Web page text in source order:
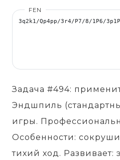
FEN
Задача #494:
Эндшпиль
игры.
Особенности:
тихий ход.